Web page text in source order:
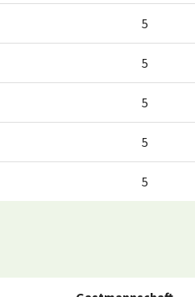
5
5
5
5
5